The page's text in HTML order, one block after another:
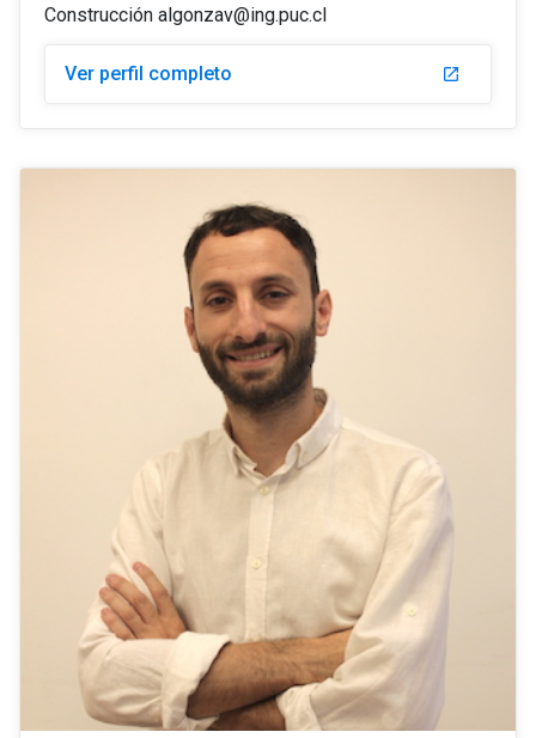
Construcción algonzav@ing.puc.cl
Ver perfil completo